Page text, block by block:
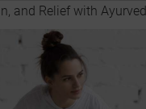
and Relief with